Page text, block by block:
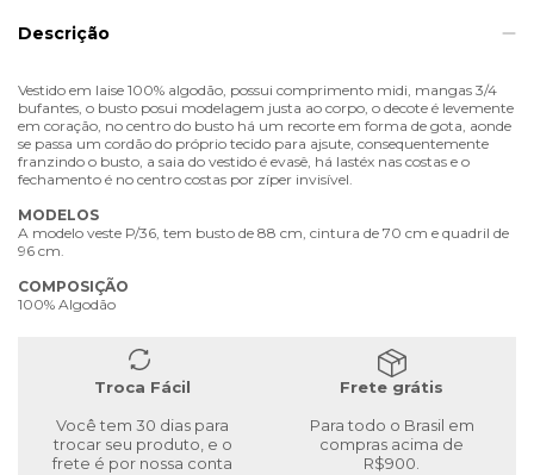
Descrição
Vestido em laise 100% algodão, possui comprimento midi, mangas 3/4
bufantes, o busto posui modelagem justa ao corpo, o decote é levemente
em coração, no centro do busto há um recorte em forma de gota, aonde
se passa um cordão do próprio tecido para ajsute, consequentemente
franzindo o busto, a saia do vestido é evasê, há lastéx nas costas e o
fechamento é no centro costas por zíper invisível.
MODELOS
A modelo veste P/36, tem busto de 88 cm, cintura de 70 cm e quadril de
96 cm.
COMPOSIÇÃO
100% Algodão
Troca Fácil
Você tem 30 dias para
trocar seu produto, e o
frete é por nossa conta
Frete grátis
Para todo o Brasil em
compras acima de
R$900.